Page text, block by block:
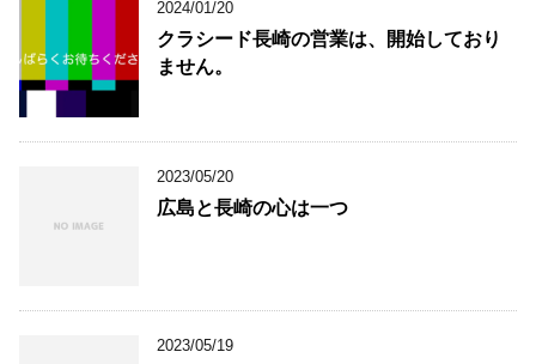
2024/01/20
クラシード長崎の営業は、開始しており
ません。
2023/05/20
広島と長崎の心は一つ
2023/05/19